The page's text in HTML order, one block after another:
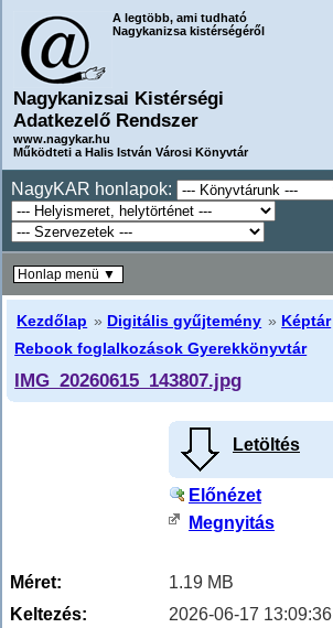
A legtöbb, ami tudható
Nagykanizsa kistérségéről
Nagykanizsai Kistérségi
Adatkezelő Rendszer
www.nagykar.hu
Működteti a Halis István Városi Könyvtár
NagyKAR honlapok:
Kezdőlap » Digitális gyűjtemény » Képtár
Rebook foglalkozások Gyerekkönyvtár
IMG_20260615_143807.jpg
Letöltés
Előnézet
Megnyitás
Méret:
1.19 MB
Keltezés:
2026-06-17 13:09:36
Honlap menü ▼